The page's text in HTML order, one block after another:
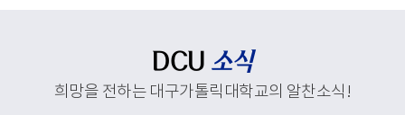
학의 지속적인 발전과 구성원 모두를 위해 강복했다.이어
성당과 중앙도서관, 모빌리티체험관, 기숙사, 박물관 등 효
성캠퍼스 주요 시설을 둘러보며 학생들의 교육과 생활이
DCU 소식
희망을 전하는 대구가톨릭대학교의 알찬소식 !